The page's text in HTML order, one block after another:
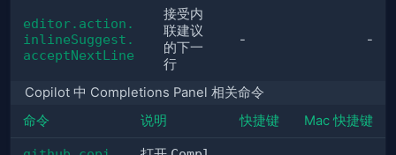
editor.action.
inlineSuggest.
acceptNextLine
接受内
联建议
的下一
行
- -
Copilot 中 Completions Panel 相关命令
命令
说明 快捷键 Mac 快捷键